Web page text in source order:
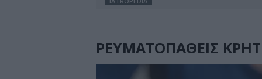
ΡΕΥΜΑΤΟΠΑΘΕΙΣ